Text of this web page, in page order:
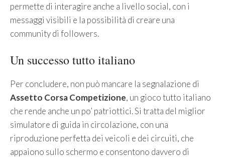
permette di interagire anche a livello social, con i
messaggi visibili e la possibilità di creare una
community di followers.
Un successo tutto italiano
Per concludere, non può mancare la segnalazione di
Assetto Corsa Competizione, un gioco tutto italiano
che rende anche un po’ patriottici. Si tratta del miglior
simulatore di guida in circolazione, con una
riproduzione perfetta dei veicoli e dei circuiti, che
appaiono sullo schermo e consentono davvero di